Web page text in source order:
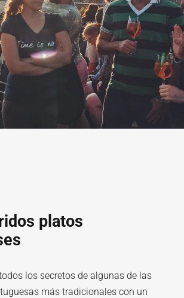
platos
los secretos de algunas de las
más tradicionales con un